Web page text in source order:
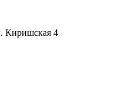
195299 г.Санкт-Петербург ул. Киришская 4